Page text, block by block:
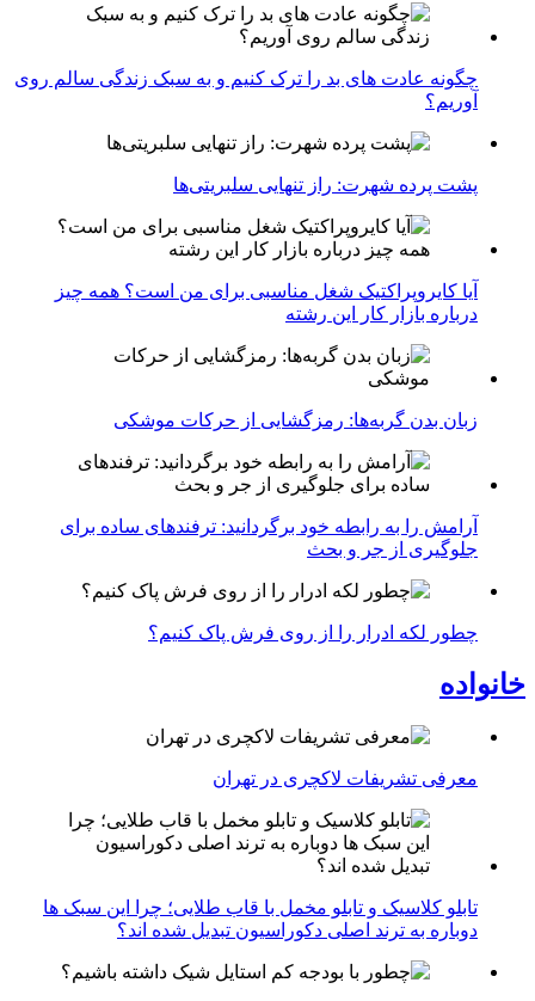
چگونه عادت‌ های بد را ترک کنیم و به سبک زندگی سالم روی
آوریم؟
پشت پرده شهرت: راز تنهایی سلبریتی‌ها
آیا کایروپراکتیک شغل مناسبی برای من است؟ همه چیز
درباره بازار کار این رشته
زبان بدن گربه‌ها: رمزگشایی از حرکات موشکی
آرامش را به رابطه خود برگردانید: ترفندهای ساده برای
جلوگیری از جر و بحث
چطور لکه ادرار را از روی فرش پاک کنیم؟
خانواده
معرفی تشریفات لاکچری در تهران
تابلو کلاسیک و تابلو مخمل با قاب طلایی؛ چرا این سبک ها
دوباره به ترند اصلی دکوراسیون تبدیل شده اند؟